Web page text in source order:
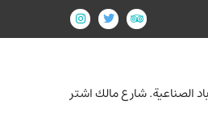
الصناعية. شارع مالك اشتر